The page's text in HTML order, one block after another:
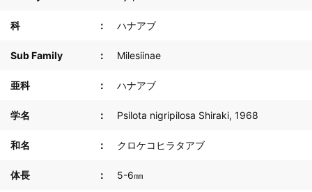
科 ハナアブ
Sub Family Milesiinae
亜科 ハナアブ
学名 Psilota nigripilosa Shiraki, 1968
和名 クロケコヒラタアブ
体長 5-6㎜